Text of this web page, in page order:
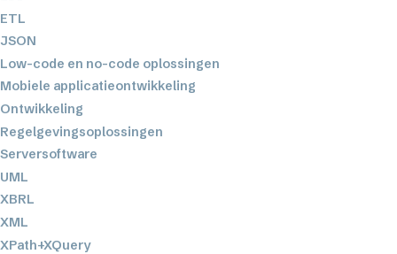
ETL
JSON
Low-code en no-code oplossingen
Mobiele applicatieontwikkeling
Ontwikkeling
Regelgevingsoplossingen
Serversoftware
UML
XBRL
XML
XPath+XQuery